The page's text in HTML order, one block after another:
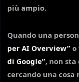
più ampio.
Quando una
per AI Overview” o
di Google”, non
cercando una